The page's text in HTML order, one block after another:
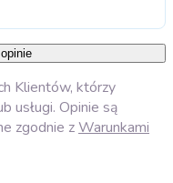
Klientów, którzy
usługi. Opinie są
zgodnie zWarunkami